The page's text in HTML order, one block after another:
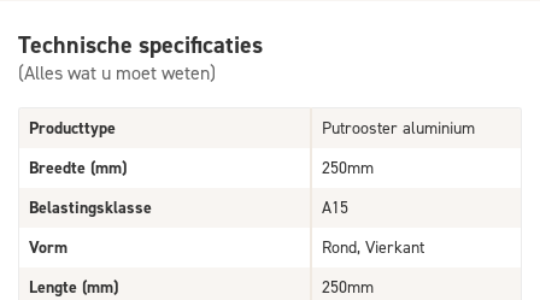
Technische specificaties
(Alles wat u moet weten)
Producttype
Putrooster aluminium
Breedte (mm)
250mm
Belastingsklasse
A15
Vorm
Rond, Vierkant
Lengte (mm)
250mm